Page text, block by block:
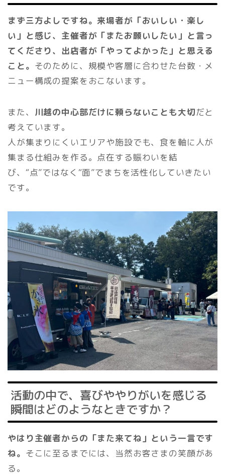
まず三方よしですね。来場者が「おいしい・楽し
い」と感じ、主催者が「またお願いしたい」と言っ
てくださり、出店者が「やってよかった」と思える
こと。 そのために、規模や客層に合わせた台数・メ
ニュー構成の提案をおこないます。
また、 川越の中心部だけに頼らないことも大切だと
考えています。
人が集まりにくいエリアや施設でも、食を軸に人が
集まる仕組みを作る。点在する賑わいを結
び、“点”ではなく“面”でまちを活性化していきたい
です。
活動の中で、喜びややりがいを感じる
瞬間はどのようなときですか？
やはり主催者からの「また来てね」という一言です
ね。 そこに至るまでには、当然お客さまの笑顔があ
る。